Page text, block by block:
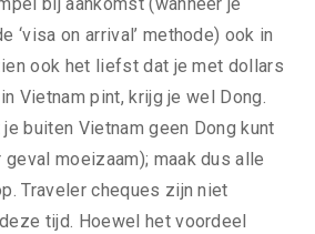
bij aankomst (wanneer je
‘visa on arrival’ methode) ook in
ook het liefst dat je met dollars
Vietnam pint, krijg je wel Dong.
buiten Vietnam geen Dong kunt
moeizaam); maak dus alle
Traveler cheques zijn niet
tijd. Hoewel het voordeel